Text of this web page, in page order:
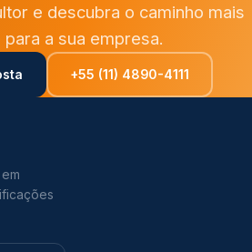
e descubra o caminho mais
a sua empresa.
+55 (11) 4890-4111